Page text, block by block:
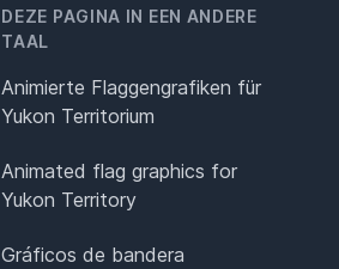
DEZE PAGINA IN EEN ANDERE
TAAL
Animierte Flaggengrafiken für
Yukon Territorium
Animated flag graphics for
Yukon Territory
Gráficos de bandera